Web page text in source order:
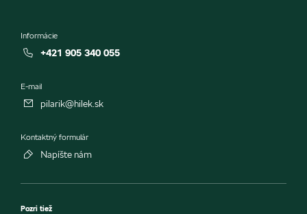
Informácie
+421 905 340 055
E-mail
pilarik@hilek.sk
Kontaktný formulár
Napíšte nám
Pozri tiež